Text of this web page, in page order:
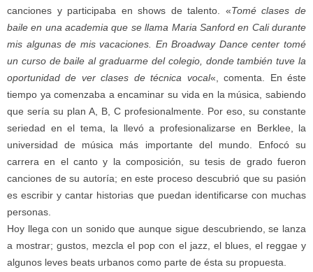
canciones y participaba en shows de talento. «Tomé clases de
baile en una academia que se llama Maria Sanford en Cali durante
mis algunas de mis vacaciones. En Broadway Dance center tomé
un curso de baile al graduarme del colegio, donde también tuve la
oportunidad de ver clases de técnica vocal«, comenta. En éste
tiempo ya comenzaba a encaminar su vida en la música, sabiendo
que sería su plan A, B, C profesionalmente. Por eso, su constante
seriedad en el tema, la llevó a profesionalizarse en Berklee, la
universidad de música más importante del mundo. Enfocó su
carrera en el canto y la composición, su tesis de grado fueron
canciones de su autoría; en este proceso descubrió que su pasión
es escribir y cantar historias que puedan identificarse con muchas
personas.
Hoy llega con un sonido que aunque sigue descubriendo, se lanza
a mostrar; gustos, mezcla el pop con el jazz, el blues, el reggae y
algunos leves beats urbanos como parte de ésta su propuesta.